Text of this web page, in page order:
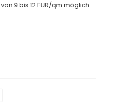
9 bis 12 EUR/qm möglich